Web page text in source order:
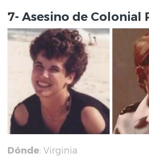
7- Asesino de Colonial
Dónde: Virginia